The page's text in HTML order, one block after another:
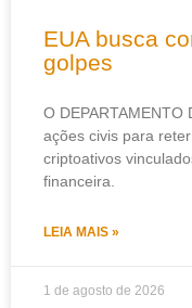
EUA busca
golpes
O DEPARTAMENTO
ações civis para
criptoativos
financeira.
LEIA MAIS »
1 de agosto de 2026